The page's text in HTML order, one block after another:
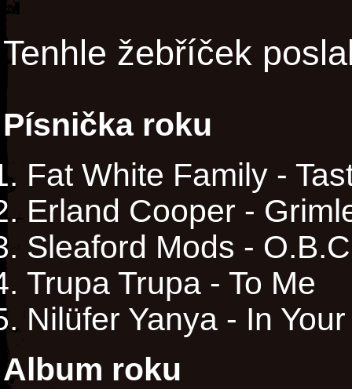
Tenhle žebříček
Písnička roku
Fat White Family -
Erland Cooper -
Sleaford Mods -
Trupa Trupa - To Me
Nilüfer Yanya - In
Album roku